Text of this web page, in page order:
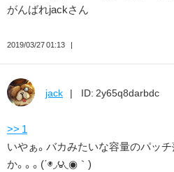
がんばれjackさん
2019/03/27 01:13
jack ID: 2y65q8darbdc
>> 1
いやぁ。バカみたいな容量のパッ
か。。。(΄◉◞౪◟◉｀)